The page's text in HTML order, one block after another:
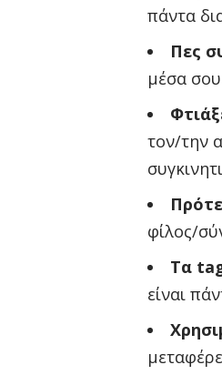
πάντα
Πες
μέσα
τον/την
φίλος/
Τα
είναι